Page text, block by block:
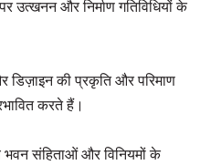
उत्खनन और निर्माण गतिविधियों के
डिज़ाइन की प्रकृति और परिमाण
करते हैं।
भवन संहिताओं और विनियमों के